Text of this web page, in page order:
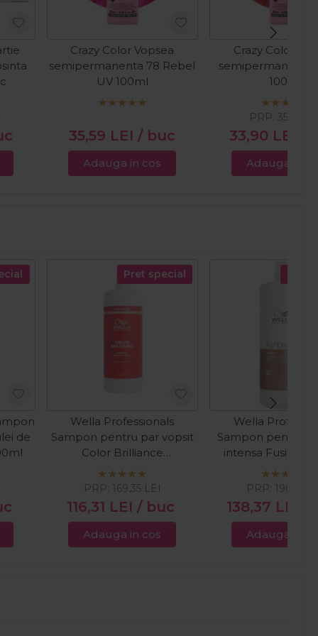
Crazy Color Vopsea
semipermanenta 78 Rebel
UV 100ml
35,59 LEI / buc
Adauga in cos
Crazy Color
semipermanenta
100ml
33,90 LEI
PRP:35,59
Adauga in
de
Pret special
Wella Professionals
Sampon pentru par vopsit
Color Brilliance
Fine/Medium 1000ml
116,31 LEI / buc
PRP: 169,35 LEI
Adauga in cos
Wella
Sampon pentru
intensa Fusion
1000ml
138,37 LEI
PRP: 190,35
Adauga in